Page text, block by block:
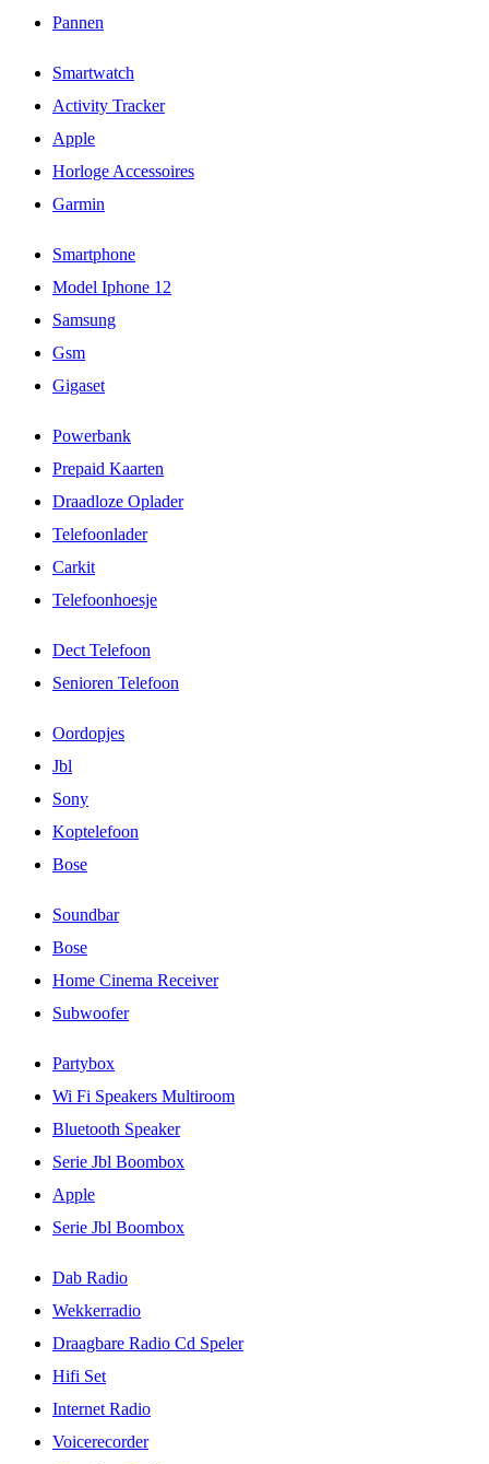
Pannen
Smartwatch
Activity Tracker
Apple
Horloge Accessoires
Garmin
Smartphone
Model Iphone 12
Samsung
Gsm
Gigaset
Powerbank
Prepaid Kaarten
Draadloze Oplader
Telefoonlader
Carkit
Telefoonhoesje
Dect Telefoon
Senioren Telefoon
Oordopjes
Jbl
Sony
Koptelefoon
Bose
Soundbar
Bose
Home Cinema Receiver
Subwoofer
Partybox
Wi Fi Speakers Multiroom
Bluetooth Speaker
Serie Jbl Boombox
Apple
Serie Jbl Boombox
Dab Radio
Wekkerradio
Draagbare Radio Cd Speler
Hifi Set
Internet Radio
Voicerecorder